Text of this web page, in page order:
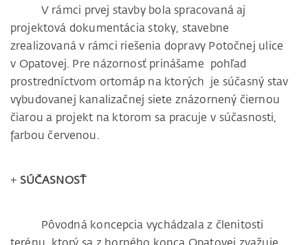
V rámci prvej stavby bola spracovaná aj
projektová dokumentácia stoky, stavebne
zrealizovaná v rámci riešenia dopravy Potočnej ulice
v Opatovej. Pre názornosť prinášame pohľad
prostredníctvom ortomáp na ktorých je súčasný stav
vybudovanej kanalizačnej siete znázornený čiernou
čiarou a projekt na ktorom sa pracuje v súčasnosti,
farbou červenou.
+ SÚČASNOSŤ
Pôvodná koncepcia vychádzala z členitosti